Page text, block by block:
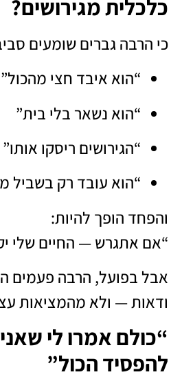
כלכלית מגירושים?
כי הרבה גברים שומעים
“הוא איבד חצי מהכול”
“הוא נשאר בלי בית”
“הגירושים ריסקו אותו”
“הוא עובד רק בשביל
והפחד הופך להיות:
“אם אתגרש — החיים שלי
אבל בפועל, הרבה פעמים
ודאות — ולא מהמציאות
“כולם אמרו לי
להפסיד הכול”